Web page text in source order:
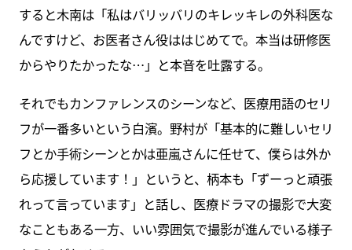
すると木南は「私はバリッバリのキレッキレの外科医な
んですけど、お医者さん役ははじめてで。本当は研修医
からやりたかったな…」と本音を吐露する。
それでもカンファレンスのシーンなど、医療用語のセリ
フが一番多いという白濱。野村が「基本的に難しいセリ
フとか手術シーンとかは亜嵐さんに任せて、僕らは外か
ら応援しています！」というと、柄本も「ずーっと頑張
れって言っています」と話し、医療ドラマの撮影で大変
なこともある一方、いい雰囲気で撮影が進んでいる様子